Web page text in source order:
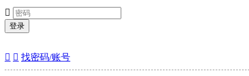

登录
  找密码/账号